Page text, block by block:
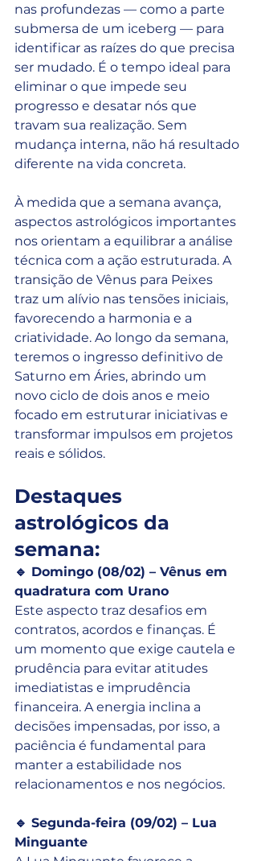
nas profundezas — como a parte
submersa de um iceberg — para
identificar as raízes do que precisa
ser mudado. É o tempo ideal para
eliminar o que impede seu
progresso e desatar nós que
travam sua realização. Sem
mudança interna, não há resultado
diferente na vida concreta.
À medida que a semana avança,
aspectos astrológicos importantes
nos orientam a equilibrar a análise
técnica com a ação estruturada. A
transição de Vênus para Peixes
traz um alívio nas tensões iniciais,
favorecendo a harmonia e a
criatividade. Ao longo da semana,
teremos o ingresso definitivo de
Saturno em Áries, abrindo um
novo ciclo de dois anos e meio
focado em estruturar iniciativas e
transformar impulsos em projetos
reais e sólidos.
Destaques
astrológicos da
semana:
🔹 Domingo (08/02) – Vênus em
quadratura com Urano
Este aspecto traz desafios em
contratos, acordos e finanças. É
um momento que exige cautela e
prudência para evitar atitudes
imediatistas e imprudência
financeira. A energia inclina a
decisões impensadas, por isso, a
paciência é fundamental para
manter a estabilidade nos
relacionamentos e nos negócios.
🔹 Segunda-feira (09/02) – Lua
Minguante